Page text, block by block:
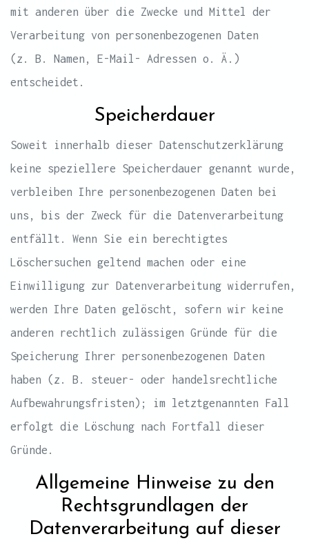
mit anderen über die Zwecke und Mittel der
Verarbeitung von personenbezogenen Daten
(z. B. Namen, E-Mail- Adressen o. Ä.)
entscheidet.
Speicherdauer
Soweit innerhalb dieser Datenschutzerklärung
keine speziellere Speicherdauer genannt wurde,
verbleiben Ihre personenbezogenen Daten bei
uns, bis der Zweck für die Datenverarbeitung
entfällt. Wenn Sie ein berechtigtes
Löschersuchen geltend machen oder eine
Einwilligung zur Datenverarbeitung widerrufen,
werden Ihre Daten gelöscht, sofern wir keine
anderen rechtlich zulässigen Gründe für die
Speicherung Ihrer personenbezogenen Daten
haben (z. B. steuer- oder handelsrechtliche
Aufbewahrungsfristen); im letztgenannten Fall
erfolgt die Löschung nach Fortfall dieser
Gründe.
Allgemeine Hinweise zu den
Rechtsgrundlagen der
Datenverarbeitung auf dieser